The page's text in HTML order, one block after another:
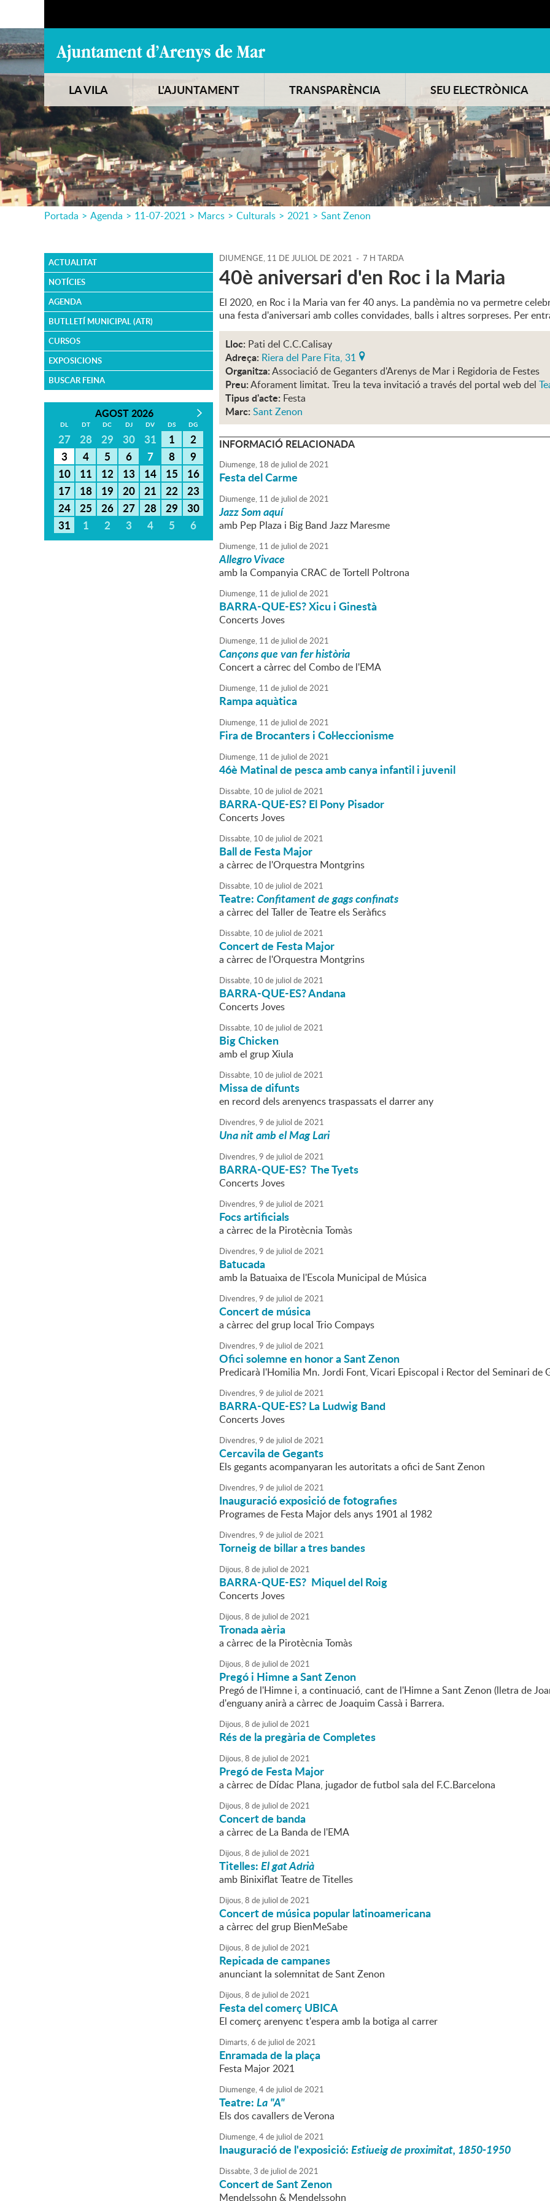
LA VILA L'AJUNTAMENT TRANSPARÈNCIA SEU ELECTRÒNICA
Portada > Agenda > 11-07-2021 > Marcs > Culturals > 2021 > Sant Zenon
ACTUALITAT
NOTÍCIES
AGENDA
BUTLLETÍ MUNICIPAL (ATR)
CURSOS
EXPOSICIONS
BUSCAR FEINA
AGOST 2026
DL DT DC DJ DV DS DG
27 28 29 30 31 1
2
3
4 5 6 7 8
9
10
11 12 13 14 15
16
17
18 19 20 21 22
23
24
25 26 27 28 29
30
31
1 2 3 4 5 6
DIUMENGE, 11 DE JULIOL DE 2021 - 7 H TARDA
40è aniversari d'en Roc i la Maria
El 2020, en Roc i la Maria van fer 40 anys. La pandèmia no va permetre
una festa d'aniversari amb colles convidades, balls i altres sorpreses. Per
Lloc: Pati del C.C.Calisay
Adreça: Riera del Pare Fita, 31
Organitza:Associació de Geganters d'Arenys de Mar i Regidoria de Festes
Preu:Aforament limitat. Treu la teva invitació a través del portal web del
Tipus d'acte: Festa
Marc: Sant Zenon
INFORMACIÓ RELACIONADA
Diumenge, 18 de juliol de2021
Festa del Carme
Diumenge, 11 de juliol de2021
Jazz Som aquí
amb Pep Plaza i Big Band Jazz Maresme
Diumenge, 11 de juliol de2021
Allegro Vivace
amb la Companyia CRAC de Tortell Poltrona
Diumenge, 11 de juliol de2021
BARRA-QUE-ES? Xicu i Ginestà
Concerts Joves
Diumenge, 11 de juliol de2021
Cançons que van fer història
Concert a càrrec del Combo de l'EMA
Diumenge, 11 de juliol de2021
Rampa aquàtica
Diumenge, 11 de juliol de2021
Fira de Brocanters i Col·leccionisme
Diumenge, 11 de juliol de2021
46è Matinal de pesca amb canya infantil i juvenil
Dissabte, 10 de juliol de2021
BARRA-QUE-ES? El Pony Pisador
Concerts Joves
Dissabte, 10 de juliol de2021
Ball de Festa Major
a càrrec de l'Orquestra Montgrins
Dissabte, 10 de juliol de2021
Teatre:Confitament de gags confinats
a càrrec del Taller de Teatre els Seràfics
Dissabte, 10 de juliol de2021
Concert de Festa Major
a càrrec de l'Orquestra Montgrins
Dissabte, 10 de juliol de2021
BARRA-QUE-ES? Andana
Concerts Joves
Dissabte, 10 de juliol de2021
Big Chicken
amb el grup Xiula
Dissabte, 10 de juliol de2021
Missa de difunts
en record dels arenyencs traspassats el darrer any
Divendres,9 de juliol de2021
Una nit amb el Mag Lari
Divendres,9 de juliol de2021
BARRA-QUE-ES? The Tyets
Concerts Joves
Divendres,9 de juliol de2021
Focs artificials
a càrrec de la Pirotècnia Tomàs
Divendres,9 de juliol de2021
Batucada
amb la Batuaixa de l'Escola Municipal de Música
Divendres,9 de juliol de2021
Concert de música
a càrrec del grup local Trio Compays
Divendres,9 de juliol de2021
Ofici solemne en honor a Sant Zenon
Predicarà l'Homilia Mn. Jordi Font, Vicari Episcopal i Rector del Seminari de
Divendres,9 de juliol de2021
BARRA-QUE-ES? La Ludwig Band
Concerts Joves
Divendres,9 de juliol de2021
Cercavila de Gegants
Els gegants acompanyaran les autoritats a ofici de Sant Zenon
Divendres,9 de juliol de2021
Inauguració exposició de fotografies
Programes de Festa Major dels anys 1901 al 1982
Divendres,9 de juliol de2021
Torneig de billar a tres bandes
Dijous,8 de juliol de2021
BARRA-QUE-ES? Miquel del Roig
Concerts Joves
Dijous,8 de juliol de2021
Tronada aèria
a càrrec de la Pirotècnia Tomàs
Dijous,8 de juliol de2021
Pregó i Himne a Sant Zenon
Pregó de l'Himne i, a continuació, cant de l'Himne a Sant Zenon (lletra de
d'enguany anirà a càrrec de Joaquim Cassà i Barrera.
Dijous,8 de juliol de2021
Rés de la pregària de Completes
Dijous,8 de juliol de2021
Pregó de Festa Major
a càrrec de Dídac Plana, jugador de futbol sala del F.C.Barcelona
Dijous,8 de juliol de2021
Concert de banda
a càrrec de La Banda de l'EMA
Dijous,8 de juliol de2021
Titelles:El gat Adrià
amb Binixiflat Teatre de Titelles
Dijous,8 de juliol de2021
Concert de música popular latinoamericana
a càrrec del grup BienMeSabe
Dijous,8 de juliol de2021
Repicada de campanes
anunciant la solemnitat de Sant Zenon
Dijous,8 de juliol de2021
Festa del comerç UBICA
El comerç arenyenc t'espera amb la botiga al carrer
Dimarts,6 de juliol de2021
Enramada de la plaça
Festa Major 2021
Diumenge,4de juliol de2021
Teatre:La "A"
Els dos cavallers de Verona
Diumenge,4de juliol de2021
Inauguració de l'exposició:Estiueig de proximitat, 1850-1950
Dissabte,3 de juliol de2021
Concert de Sant Zenon
Mendelssohn & Mendelssohn